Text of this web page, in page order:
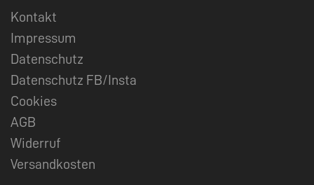
Kontakt
Impressum
Datenschutz
Datenschutz FB/Insta
Cookies
AGB
Widerruf
Versandkosten